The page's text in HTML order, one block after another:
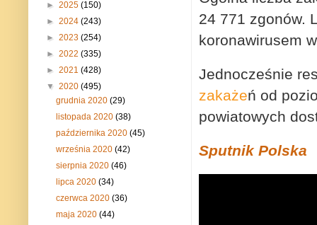
24 771 zgonów.
koronawirusem
Jednocześnie
zakażeń od
powiatowych
Sputnik Polska
► 2025 (150)
► 2024 (243)
► 2023 (254)
► 2022 (335)
► 2021 (428)
▼ 2020 (495)
grudnia 2020(29)
listopada 2020(38)
października 2020(45)
września 2020(42)
sierpnia 2020(46)
lipca 2020(34)
czerwca 2020(36)
maja 2020(44)